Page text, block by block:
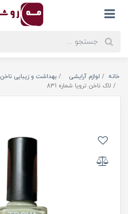
خانه لوازم آرایشی بهداشت و زیبایی ناخن
لاک ناخن ترویا شماره 831